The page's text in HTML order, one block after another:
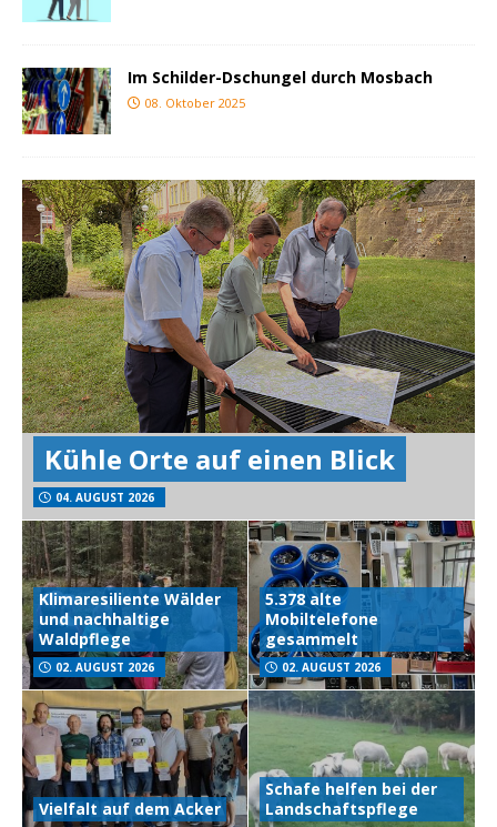
Im Schilder-Dschungel durch Mosbach
08. Oktober 2025
Kühle Orte auf einen Blick
04. AUGUST 2026
Klimaresiliente Wälder
und nachhaltige
Waldpflege
02. AUGUST 2026
5.378 alte
Mobiltelefone
gesammelt
02. AUGUST 2026
Vielfalt auf dem Acker
Schafe helfen bei der
Landschaftspflege